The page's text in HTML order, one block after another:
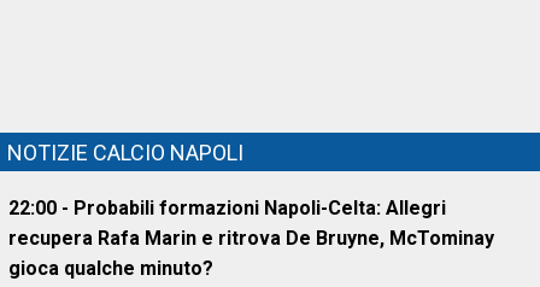
NOTIZIE CALCIO NAPOLI
22:00 - Probabili formazioni Napoli-Celta: Allegri
recupera Rafa Marin e ritrova De Bruyne, McTominay
gioca qualche minuto?